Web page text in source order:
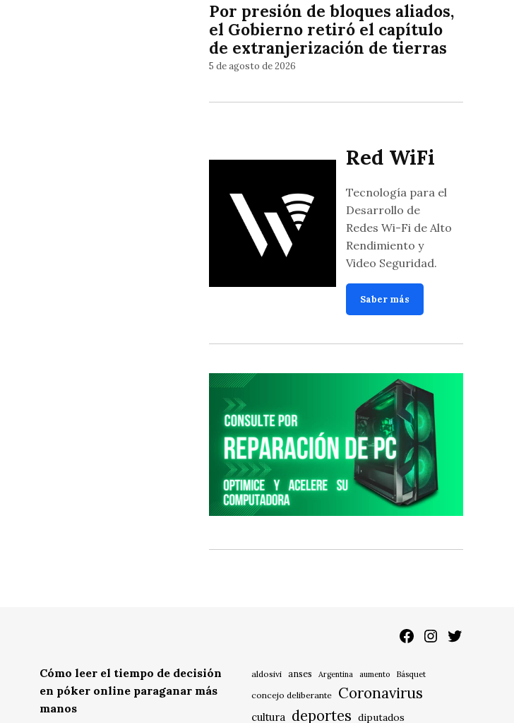
Por presión de bloques aliados,
el Gobierno retiró el capítulo
de extranjerización de tierras
5 de agosto de 2026
Red WiFi
Tecnología para el
Desarrollo de
Redes Wi-Fi de Alto
Rendimiento y
Video Seguridad.
Saber más
Facebook
Instagram
Twitter
Cómo leer el tiempo de decisión
en póker online paraganar más
manos
aldosivi anses Argentina aumento
Básquet
concejo deliberante
Coronavirus
cultura deportes diputados